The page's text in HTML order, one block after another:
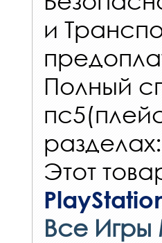
и
Полный
разделах:
Этот
Все Игры